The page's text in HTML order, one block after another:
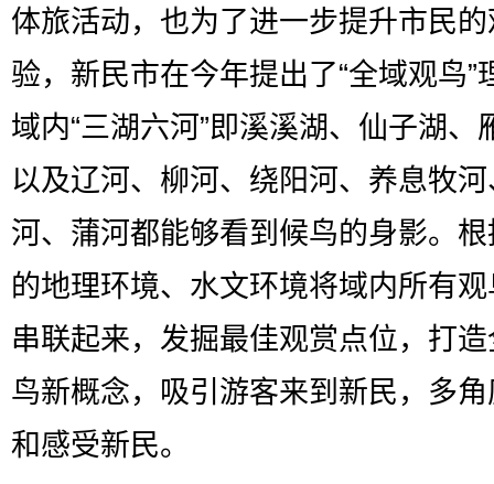
体旅活动，也为了进一步提升市民
验，新民市在今年提出了“全域观鸟”
域内“三湖六河”即溪溪湖、仙子湖、
以及辽河、柳河、绕阳河、养息牧
河、蒲河都能够看到候鸟的身影。
的地理环境、水文环境将域内所有
串联起来，发掘最佳观赏点位，打
鸟新概念，吸引游客来到新民，多
和感受新民。